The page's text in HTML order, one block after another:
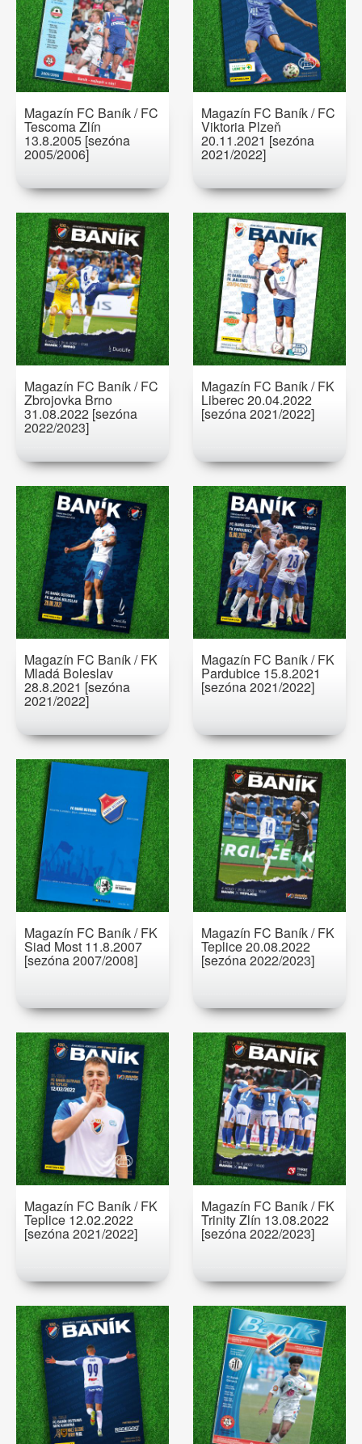
Magazín FC Baník / FC
Tescoma Zlín
13.8.2005 [sezóna
2005/2006]
Magazín FC Baník / FC
Viktoria Plzeň
20.11.2021 [sezóna
2021/2022]
Magazín FC Baník / FC
Zbrojovka Brno
31.08.2022 [sezóna
2022/2023]
Magazín FC Baník / FK
Liberec 20.04.2022
[sezóna 2021/2022]
Magazín FC Baník / FK
Mladá Boleslav
28.8.2021 [sezóna
2021/2022]
Magazín FC Baník / FK
Pardubice 15.8.2021
[sezóna 2021/2022]
Magazín FC Baník / FK
Siad Most 11.8.2007
[sezóna 2007/2008]
Magazín FC Baník / FK
Teplice 20.08.2022
[sezóna 2022/2023]
Magazín FC Baník / FK
Teplice 12.02.2022
[sezóna 2021/2022]
Magazín FC Baník / FK
Trinity Zlín 13.08.2022
[sezóna 2022/2023]